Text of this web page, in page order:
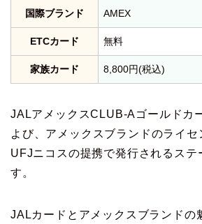
国際ブランド AMEX
ETCカード 無料
家族カード 8,800円(税込)
JALアメックスCLUB-Aゴールドカ
よび、アメックスブランドのライ
UFJニコスの提携で発行されるステ
す。
JALカードとアメックスブランドの